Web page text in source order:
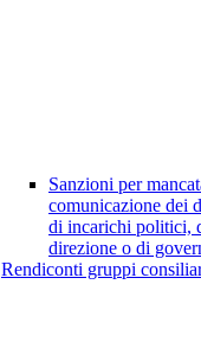
Sanzioni per
comunicazione dei
di incarichi politici,
direzione o di
Rendiconti gruppi